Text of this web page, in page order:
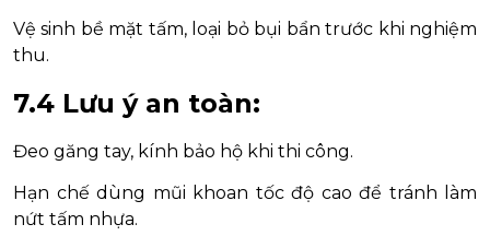
Vệ sinh bề mặt tấm, loại bỏ bụi bẩn trước khi nghiệm
thu.
7.4 Lưu ý an toàn:
Đeo găng tay, kính bảo hộ khi thi công.
Hạn chế dùng mũi khoan tốc độ cao để tránh làm
nứt tấm nhựa.